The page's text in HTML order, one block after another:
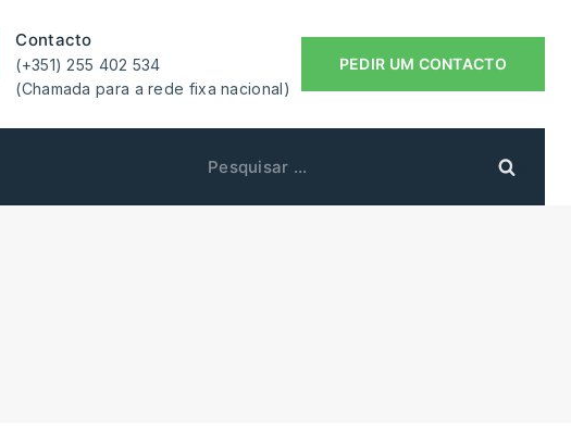
Contacto
(+351) 255 402 534
(Chamada para a rede fixa nacional)
PEDIR UM CONTACTO